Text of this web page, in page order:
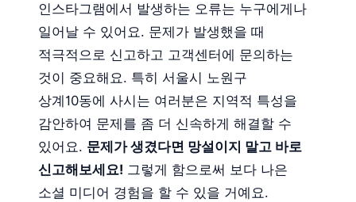
인스타그램에서 발생하는 오류는 누구에게나
일어날 수 있어요. 문제가 발생했을 때
적극적으로 신고하고 고객센터에 문의하는
것이 중요해요. 특히 서울시 노원구
상계10동에 사시는 여러분은 지역적 특성을
감안하여 문제를 좀 더 신속하게 해결할 수
있어요. 문제가 생겼다면 망설이지 말고 바로
신고해보세요! 그렇게 함으로써 보다 나은
소셜 미디어 경험을 할 수 있을 거예요.